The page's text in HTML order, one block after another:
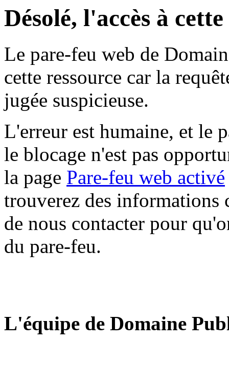
Désolé, l'accès à
Le pare-feu web de
cette ressource car la
jugée suspicieuse.
L'erreur est humaine, et le
le blocage n'est pas
la page Pare-feu web activé
trouverez des informations
de nous contacter pour
du pare-feu.
L'équipe de Domaine